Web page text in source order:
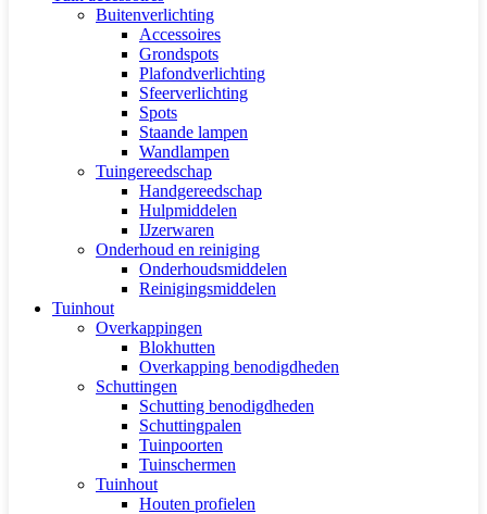
Buitenverlichting
Accessoires
Grondspots
Plafondverlichting
Sfeerverlichting
Spots
Staande lampen
Wandlampen
Tuingereedschap
Handgereedschap
Hulpmiddelen
IJzerwaren
Onderhoud en reiniging
Onderhoudsmiddelen
Reinigingsmiddelen
Tuinhout
Overkappingen
Blokhutten
Overkapping benodigdheden
Schuttingen
Schutting benodigdheden
Schuttingpalen
Tuinpoorten
Tuinschermen
Tuinhout
Houten profielen